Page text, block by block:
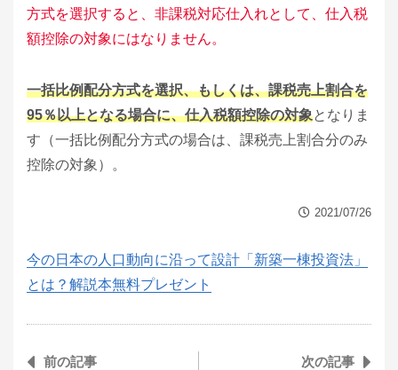
方式を選択すると、非課税対応仕入れとして、仕入税
額控除の対象にはなりません。
一括比例配分方式を選択、もしくは、課税売上割合を
95％以上となる場合に、仕入税額控除の対象となりま
す（一括比例配分方式の場合は、課税売上割合分のみ
控除の対象）。
2021/07/26
今の日本の人口動向に沿って設計「新築一棟投資法」
とは？解説本無料プレゼント
前の記事 次の記事